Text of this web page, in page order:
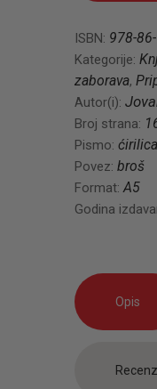
životinja
količina
ISBN: 978-
Kategorije:
zaborava,
Autor(i):
Broj strana:
Pismo: ćirilica
Povez: broš
Format:A5
Godina
Opis